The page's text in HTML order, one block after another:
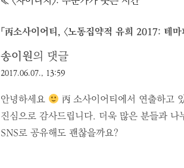
비
게
이
「丙소사이어티, 〈노동집약적 유희 2017: 테마
송이원의 댓글
2017.06.07., 13:59
안녕하세요
丙 소사이어티에서 연출하고
진심으로 감사드립니다. 더욱 많은 분들과
SNS로 공유해도 괜찮을까요?